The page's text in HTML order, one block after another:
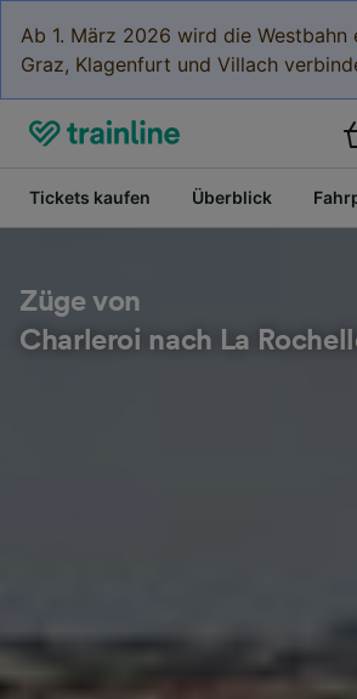
Ab 1. März 2026 wird die Westbahn
Graz, Klagenfurt und Villach
Tickets kaufen Überblick
Züge von
Charleroi nach La